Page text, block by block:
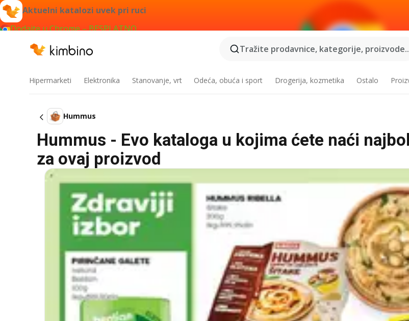
Aktuelni katalozi uvek pri ruci
Dodajte u Chrome – BESPLATNO
Tražite prodavnice, kategorije,
Hipermarketi Elektronika Stanovanje, vrt Odeća, obuća i sport Drogerija, kozmetika Ostalo
Hummus
Hummus - Evo kataloga u kojima ćete naći
za ovaj proizvod